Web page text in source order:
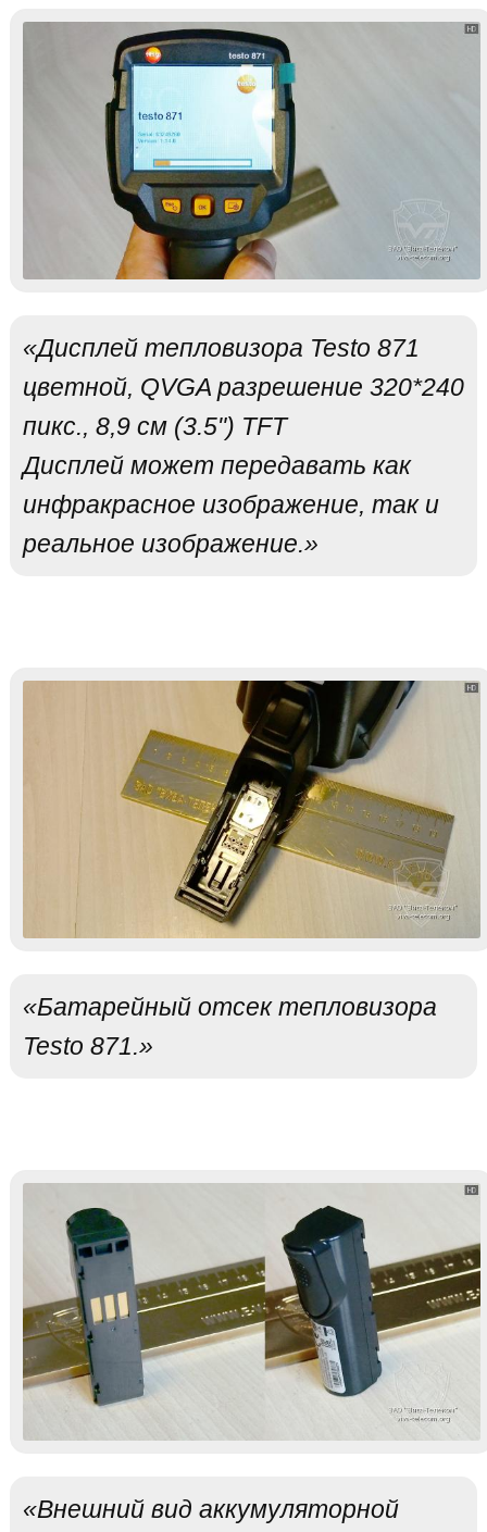
«Дисплей тепловизора Testo 871
цветной, QVGA разрешение 320*240
пикс., 8,9 см (3.5") TFT
Дисплей может передавать как
инфракрасное изображение, так и
реальное изображение.»
«Батарейный отсек тепловизора
Testo 871.»
«Внешний вид аккумуляторной